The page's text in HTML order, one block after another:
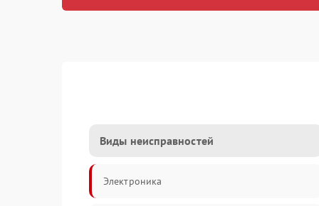
Виды неисправностей
Электроника